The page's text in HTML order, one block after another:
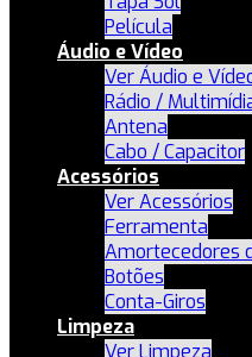
Película
Áudio e Vídeo
Ver Áudio e
Rádio /
Antena
Cabo / Capacitor
Acessórios
Ver Acessórios
Ferramenta
Amortecedores
Botões
Conta-Giros
Limpeza
Ver Limpeza